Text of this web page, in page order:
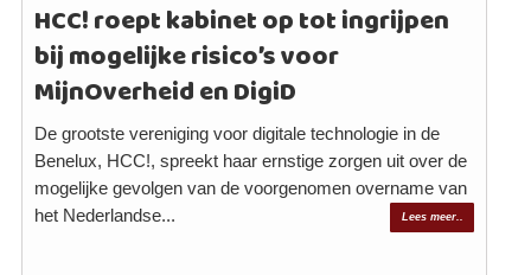
HCC! roept kabinet op tot ingrijpen
bij mogelijke risico’s voor
MijnOverheid en DigiD
De grootste vereniging voor digitale technologie in de
Benelux, HCC!, spreekt haar ernstige zorgen uit over de
mogelijke gevolgen van de voorgenomen overname van
het Nederlandse...
Lees meer..